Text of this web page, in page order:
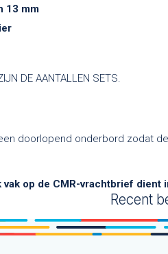
13 mm
DE AANTALLEN SETS.
doorlopend onderbord zodat
op de CMR-vrachtbrief dient
Recent